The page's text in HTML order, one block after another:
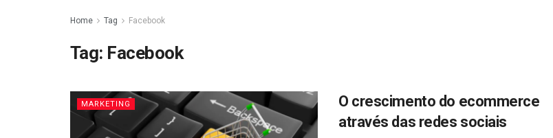
Home Tag Facebook
Tag: Facebook
MARKETING
O crescimento do ecommerce
através das redes sociais